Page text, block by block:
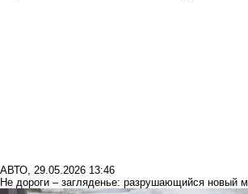
АВТО, 29.05.2026 13:46
Не дороги – загляденье: разрушающийся новый